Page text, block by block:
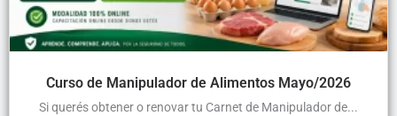
Curso de Manipulador de Alimentos Mayo/2026
Si querés obtener o renovar tu Carnet de Manipulador de...